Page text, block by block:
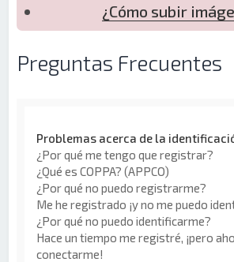
¿Cómo subir
Preguntas Frecuentes
Problemas acerca de la
¿Por qué me tengo que registrar?
¿Qué es COPPA? (APPCO)
¿Por qué no puedo registrarme?
Me he registrado ¡y no me puedo
¿Por qué no puedo identificarme?
Hace un tiempo me registré, ¡pero
conectarme!